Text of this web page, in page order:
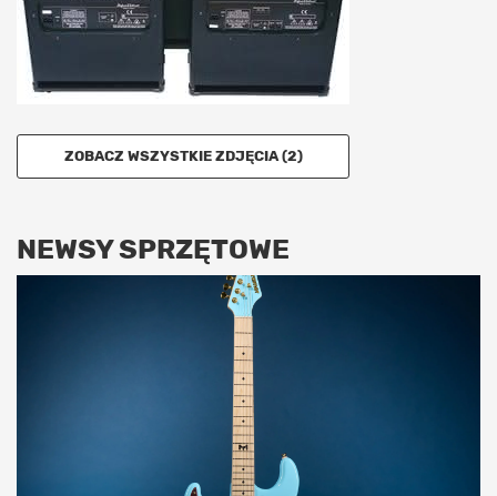
ZOBACZ WSZYSTKIE ZDJĘCIA (2)
NEWSY SPRZĘTOWE